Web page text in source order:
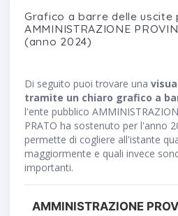
Grafico a barre delle uscite
AMMINISTRAZIONE
(anno 2024)
Di seguito puoi trovare una
tramite un chiaro grafico a
l'ente pubblico
PRATO ha sostenuto per l'anno
permette di cogliere all'istante
maggiormente e quali invece
importanti.
AMMINISTRAZIONE